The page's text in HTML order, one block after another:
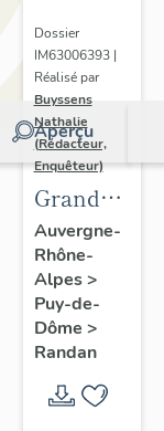
Aperçu
Dossier
IM63006393 |
Réalisé par
Buyssens
Nathalie
(Rédacteur,
Enquêteur)
Grand
potager
Auvergne-
Rhône-
Alpes>
Puy-de-
Dôme >
Randan